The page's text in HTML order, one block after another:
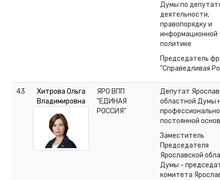
Думы по
деятельности,
правопорядку и
информационной
политике
Председатель
"Справедливая
43
Хитрова Ольга
Владимировна
ЯРО ВПП
"ЕДИНАЯ
РОССИЯ"
Депутат
областной Думы
постоянной
Заместитель
Председателя
Ярославской
Думы -
комитета